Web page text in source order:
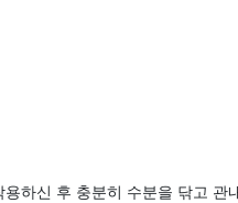
하신 후 충분히 수분을 닦고 관